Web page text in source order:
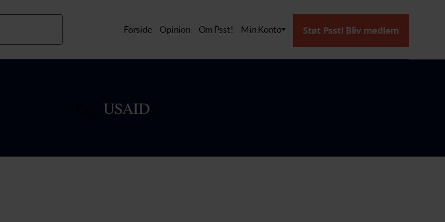
Forside Opinion Om Psst! Min Konto Støt Psst! Bliv medlem
USAID